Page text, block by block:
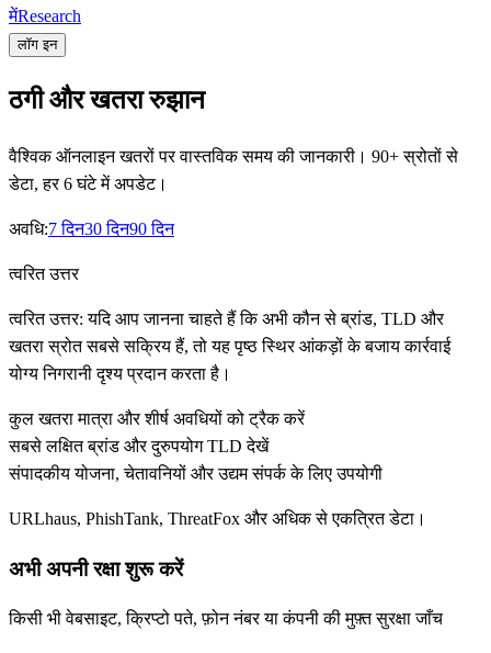
मेंResearch
लॉग इन
ठगी और खतरा रुझान
वैश्विक ऑनलाइन खतरों पर वास्तविक समय की जानकारी। 90+ स्रोतों से
डेटा, हर 6 घंटे में अपडेट।
अवधि:7 दिन30 दिन90 दिन
त्वरित उत्तर
त्वरित उत्तर: यदि आप जानना चाहते हैं कि अभी कौन से ब्रांड, TLD और
खतरा स्रोत सबसे सक्रिय हैं, तो यह पृष्ठ स्थिर आंकड़ों के बजाय कार्रवाई
योग्य निगरानी दृश्य प्रदान करता है।
कुल खतरा मात्रा और शीर्ष अवधियों को ट्रैक करें
सबसे लक्षित ब्रांड और दुरुपयोग TLD देखें
संपादकीय योजना, चेतावनियों और उद्यम संपर्क के लिए उपयोगी
URLhaus, PhishTank, ThreatFox और अधिक से एकत्रित डेटा।
अभी अपनी रक्षा शुरू करें
किसी भी वेबसाइट, क्रिप्टो पते, फ़ोन नंबर या कंपनी की मुफ़्त सुरक्षा जाँच